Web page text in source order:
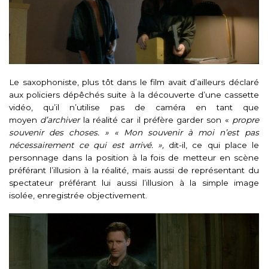
Le saxophoniste, plus tôt dans le film avait d’ailleurs déclaré
aux policiers dépêchés suite à la découverte d’une cassette
vidéo, qu’il n’utilise pas de caméra en tant que
moyen d’archiverla réalité car il préfère garder son « propre
souvenir des choses. » « Mon souvenir à moi n’est pas
nécessairement ce qui est arrivé. », dit-il, ce qui place le
personnage dans la position à la fois de metteur en scène
préférant l’illusion à la réalité, mais aussi de représentant du
spectateur préférant lui aussi l’illusion à la simple image
isolée, enregistrée objectivement.